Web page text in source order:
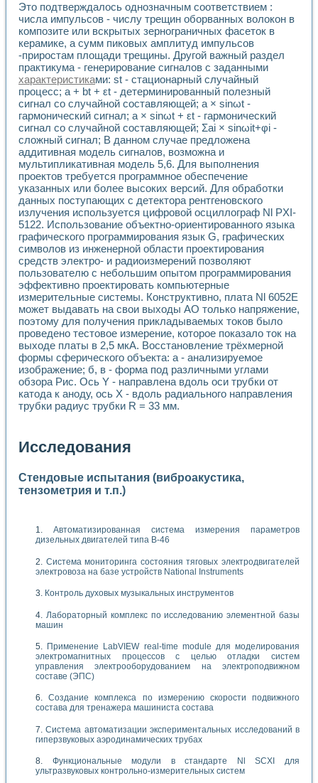
Это подтверждалось однозначным соответствием :
числа импульсов - числу трещин оборванных волокон в
композите или вскрытых зернограничных фасеток в
керамике, а сумм пиковых амплитуд импульсов
-приростам площади трещины. Другой важный раздел
практикума - генерирование сигналов с заданными
характеристиками: st - стационарный случайный
процесс; а + bt + εt - детерминированный полезный
сигнал со случайной составляющей; а × sinωt -
гармонический сигнал; а × sinωt + εt - гармонический
сигнал со случайной составляющей; Σаi × sinωit+φi -
сложный сигнал; В данном случае предложена
аддитивная модель сигналов, возможна и
мультипликативная модель 5,6. Для выполнения
проектов требуется программное обеспечение
указанных или более высоких версий. Для обработки
данных поступающих с детектора рентгеновского
излучения используется цифровой осциллограф Nl PXI-
5122. Использование объектно-ориентированного языка
графического программирования язык G, графических
символов из инженерной области проектирования
средств электро- и радиоизмерений позволяют
пользователю с небольшим опытом программирования
эффективно проектировать компьютерные
измерительные системы. Конструктивно, плата Nl 6052E
может выдавать на свои выходы АО только напряжение,
поэтому для получения прикладываемых токов было
проведено тестовое измерение, которое показало ток на
выходе платы в 2,5 мкА. Восстановление трёхмерной
формы сферического объекта: а - анализируемое
изображение; б, в - форма под различными углами
обзора Рис. Ось Y - направлена вдоль оси трубки от
катода к аноду, ось X - вдоль радиального направления
трубки радиус трубки R = 33 мм.
Исследования
Стендовые испытания (виброакустика,
тензометрия и т.п.)
Автоматизированная система измерения параметров
дизельных двигателей типа В-46
Система мониторинга состояния тяговых электродвигателей
электровоза на базе устройств National Instruments
Контроль духовых музыкальных инструментов
Лабораторный комплекс по исследованию элементной базы
машин
Применение LabVIEW real-time module для моделирования
электромагнитных процессов с целью отладки систем
управления электрооборудованием на электроподвижном
составе (ЭПС)
Создание комплекса по измерению скорости подвижного
состава для тренажера машиниста состава
Система автоматизации экспериментальных исследований в
гиперзвуковых аэродинамических трубах
Функциональные модули в стандарте Nl SCXI для
ультразвуковых контрольно-измерительных систем